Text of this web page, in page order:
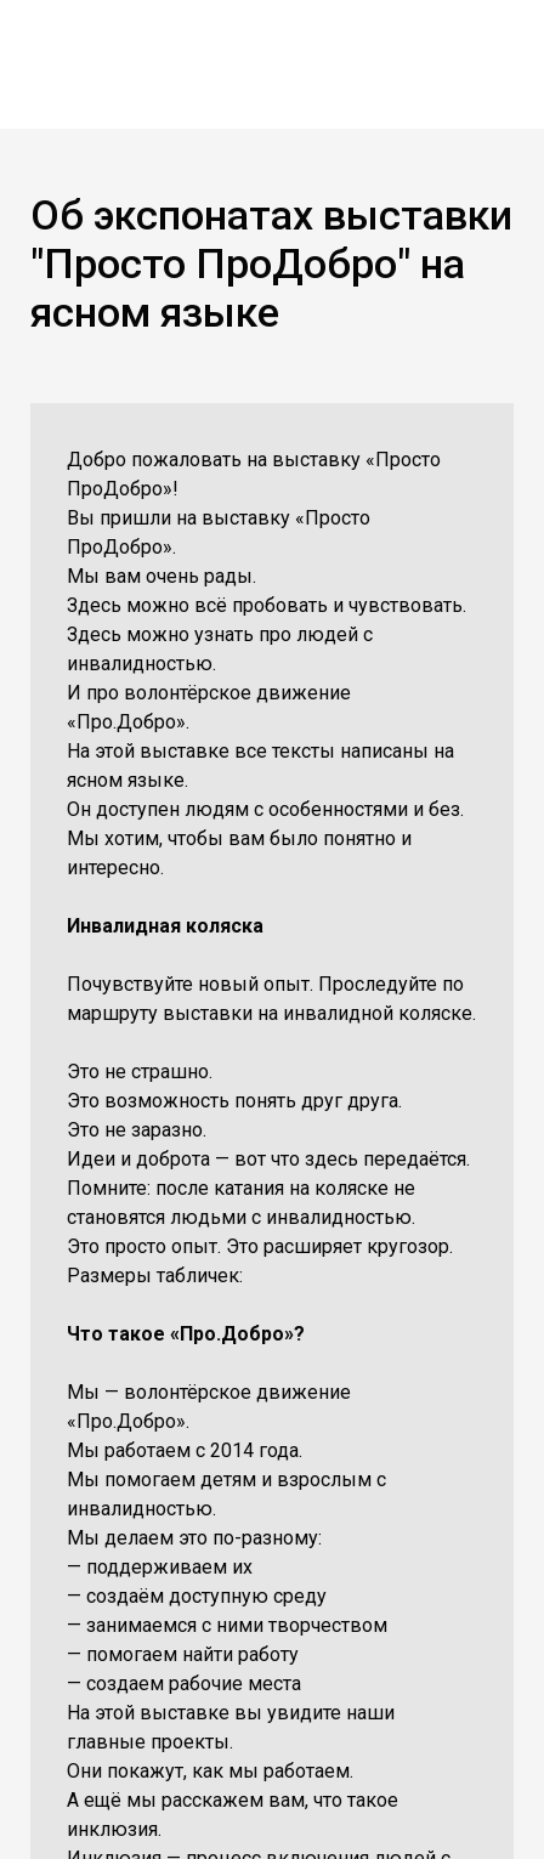
Об экспонатах выставки
"Просто ПроДобро" на
ясном языке
Добро пожаловать на выставку «Просто
ПроДобро»!
Вы пришли на выставку «Просто
ПроДобро».
Мы вам очень рады.
Здесь можно всё пробовать и чувствовать.
Здесь можно узнать про людей с
инвалидностью.
И про волонтёрское движение
«Про.Добро».
На этой выставке все тексты написаны на
ясном языке.
Он доступен людям с особенностями и без.
Мы хотим, чтобы вам было понятно и
интересно.
Инвалидная коляска
Почувствуйте новый опыт. Проследуйте по
маршруту выставки на инвалидной коляске.
Это не страшно.
Это возможность понять друг друга.
Это не заразно.
Идеи и доброта — вот что здесь передаётся.
Помните: после катания на коляске не
становятся людьми с инвалидностью.
Это просто опыт. Это расширяет кругозор.
Размеры табличек:
Что такое «Про.Добро»?
Мы — волонтёрское движение
«Про.Добро».
Мы работаем с 2014 года.
Мы помогаем детям и взрослым с
инвалидностью.
Мы делаем это по-разному:
— поддерживаем их
— создаём доступную среду
— занимаемся с ними творчеством
— помогаем найти работу
— создаем рабочие места
На этой выставке вы увидите наши
главные проекты.
Они покажут, как мы работаем.
А ещё мы расскажем вам, что такое
инклюзия.